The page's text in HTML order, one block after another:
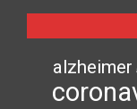
alzheimer